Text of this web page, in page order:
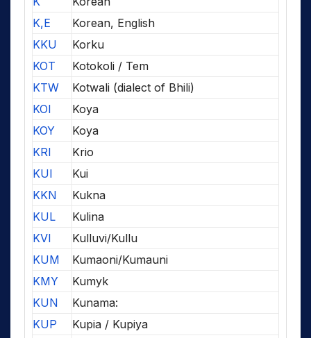
K,E
Korean, English
KKU
Korku
KOT
Kotokoli / Tem
KTW
Kotwali (dialect of Bhili)
KOI
Koya
KOY
Koya
KRI
Krio
KUI
Kui
KKN
Kukna
KUL
Kulina
KVI
Kulluvi/Kullu
KUM
Kumaoni/Kumauni
KMY
Kumyk
KUN
Kunama:
KUP
Kupia / Kupiya